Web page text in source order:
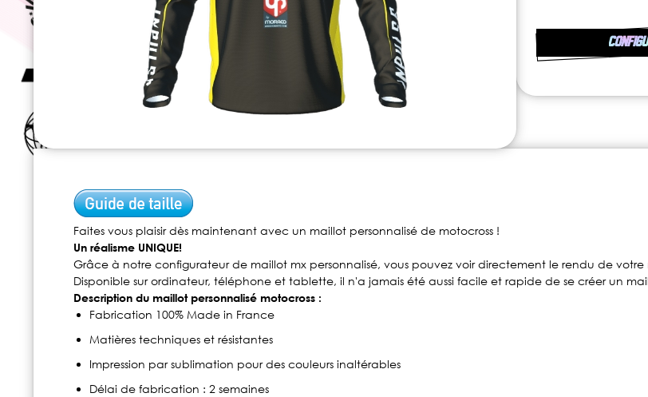
Skip
beginning
Faites vous plaisir dès maintenant avec un maillot personnalisé de motocross !
Un réalisme UNIQUE!
Grâce à notre configurateur de maillot mx personnalisé, vous pouvez voir directement le rendu de votre
Disponible sur ordinateur, téléphone et tablette, il n'a jamais été aussi facile et rapide de se créer un
Description du maillot personnalisé motocross :
Fabrication 100% Made in France
Matières techniques et résistantes
Impression par sublimation pour des couleurs inaltérables
Délai de fabrication : 2 semaines